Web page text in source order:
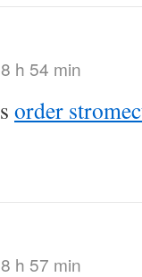
h 54 min
order
h 57 min